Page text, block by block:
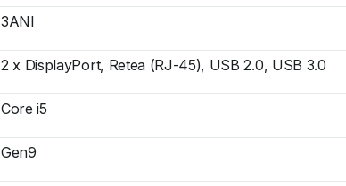
3ANI
2 x DisplayPort, Retea (RJ-45), USB 2.0, USB 3.0
Core i5
Gen9